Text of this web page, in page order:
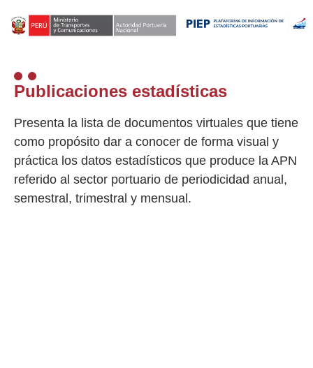
Publicaciones estadísticas
Presenta la lista de documentos virtuales que tiene
como propósito dar a conocer de forma visual y
práctica los datos estadísticos que produce la APN
referido al sector portuario de periodicidad anual,
semestral, trimestral y mensual.